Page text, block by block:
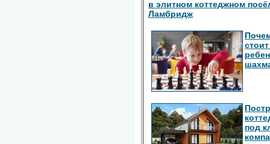
в элитном коттеджном
Ламбридж
под